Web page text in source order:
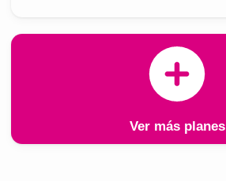
Ver más planes